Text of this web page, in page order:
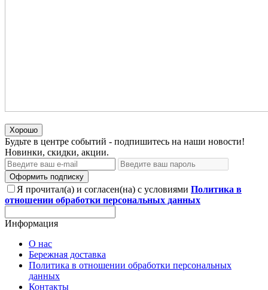
Хорошо
Будьте в центре событий - подпишитесь на наши новости!
Новинки, скидки, акции.
Оформить подписку
Я прочитал(а) и согласен(на) с условиями Политика в
отношении обработки персональных данных
Информация
О нас
Бережная доставка
Политика в отношении обработки персональных
данных
Контакты